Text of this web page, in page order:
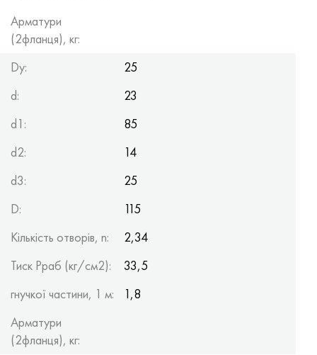
Арматури
(2фланця), кг:
Dy:
25
d:
23
d1:
85
d2:
14
d3:
25
D:
115
Кількість отворів, n:
2,34
Тиск Рраб (кг/см2):
33,5
гнучкої частини, 1 м:
1,8
Арматури
(2фланця), кг:
Хастеллой C2000
Хастеллой 3
Хастеллой x
Удимет 500
Удимет 720
45Х, 45h, 1.7035
45ХН2МФА, k2425, 45hnmf
А40Г, 44smn28, 1.0762, 46s20